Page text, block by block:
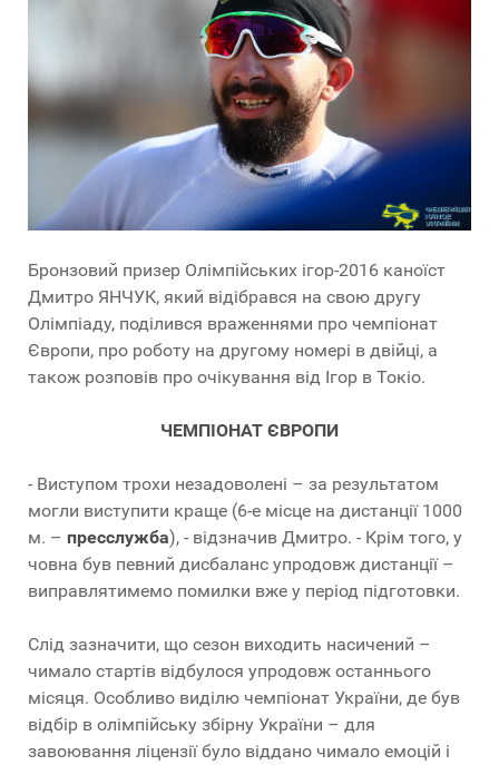
Бронзовий призер Олімпійських ігор-2016 каноїст
Дмитро ЯНЧУК, який відібрався на свою другу
Олімпіаду, поділився враженнями про чемпіонат
Європи, про роботу на другому номері в двійці, а
також розповів про очікування від Ігор в Токіо.
ЧЕМПІОНАТ ЄВРОПИ
- Виступом трохи незадоволені – за результатом
могли виступити краще (6-е місце на дистанції 1000
м. – пресслужба), - відзначив Дмитро. - Крім того, у
човна був певний дисбаланс упродовж дистанції –
виправлятимемо помилки вже у період підготовки.
Слід зазначити, що сезон виходить насичений –
чимало стартів відбулося упродовж останнього
місяця. Особливо виділю чемпіонат України, де був
відбір в олімпійську збірну України – для
завоювання ліцензії було віддано чимало емоцій і